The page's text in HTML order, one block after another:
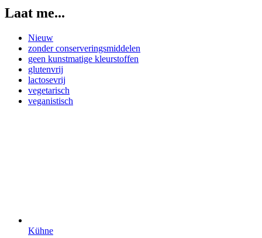
Laat me...
Nieuw
zonder conserveringsmiddelen
geen kunstmatige kleurstoffen
glutenvrij
lactosevrij
vegetarisch
veganistisch
Kühne